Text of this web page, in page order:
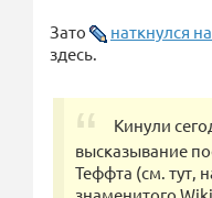
Зато наткнулся
здесь.
Кинули
высказывание
Теффта (см. тут,